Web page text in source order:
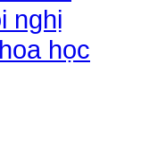
nghị
học